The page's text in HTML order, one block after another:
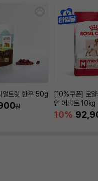
얼트릿 한우 50g
원
[10%쿠폰] 로
엄 어덜트 10kg
증진
10%